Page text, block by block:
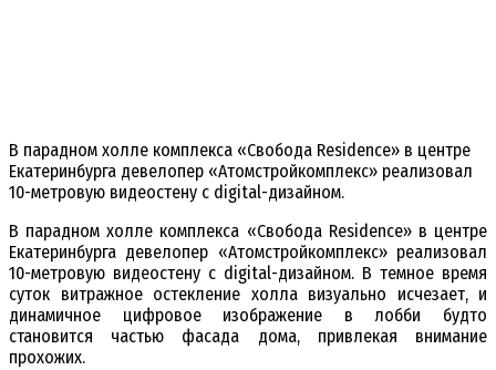
В парадном холле комплекса «Свобода Residence» в центре
Екатеринбурга девелопер «Атомстройкомплекс» реализовал
10-метровую видеостену с digital-дизайном.
В парадном холле комплекса «Свобода Residence» в центре
Екатеринбурга девелопер «Атомстройкомплекс» реализовал
10-метровую видеостену с digital-дизайном. В темное время
суток витражное остекление холла визуально исчезает, и
динамичное цифровое изображение в лобби будто
становится частью фасада дома, привлекая внимание
прохожих.